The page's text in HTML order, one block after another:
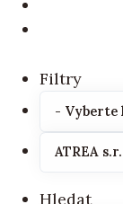
Filtry
Hledat